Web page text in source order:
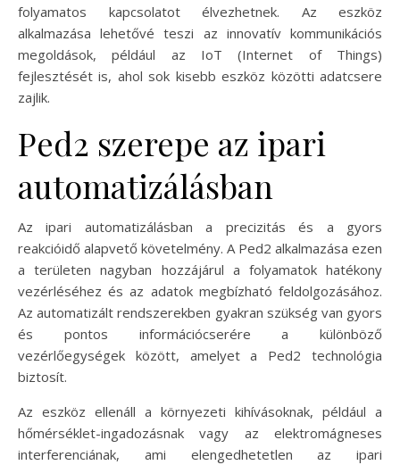
folyamatos kapcsolatot élvezhetnek. Az eszköz
alkalmazása lehetővé teszi az innovatív kommunikációs
megoldások, például az IoT (Internet of Things)
fejlesztését is, ahol sok kisebb eszköz közötti adatcsere
zajlik.
Ped2 szerepe az ipari
automatizálásban
Az ipari automatizálásban a precizitás és a gyors
reakcióidő alapvető követelmény. A Ped2 alkalmazása ezen
a területen nagyban hozzájárul a folyamatok hatékony
vezérléséhez és az adatok megbízható feldolgozásához.
Az automatizált rendszerekben gyakran szükség van gyors
és pontos információcserére a különböző
vezérlőegységek között, amelyet a Ped2 technológia
biztosít.
Az eszköz ellenáll a környezeti kihívásoknak, például a
hőmérséklet-ingadozásnak vagy az elektromágneses
interferenciának, ami elengedhetetlen az ipari